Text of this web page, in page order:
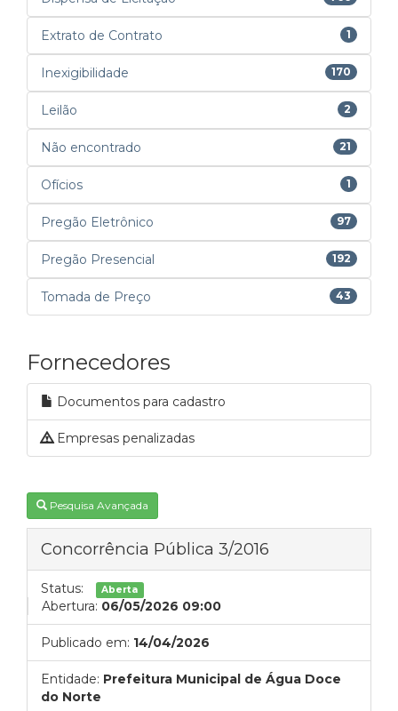
Extrato de Contrato 1
Inexigibilidade 170
Leilão 2
Não encontrado 21
Ofícios 1
Pregão Eletrônico 97
Pregão Presencial 192
Tomada de Preço 43
Fornecedores
Documentos para cadastro
Empresas penalizadas
Pesquisa Avançada
Concorrência Pública 3/2016
Status: Aberta
Abertura: 06/05/2026 09:00
Publicado em: 14/04/2026
Entidade: Prefeitura Municipal de Água Doce
do Norte